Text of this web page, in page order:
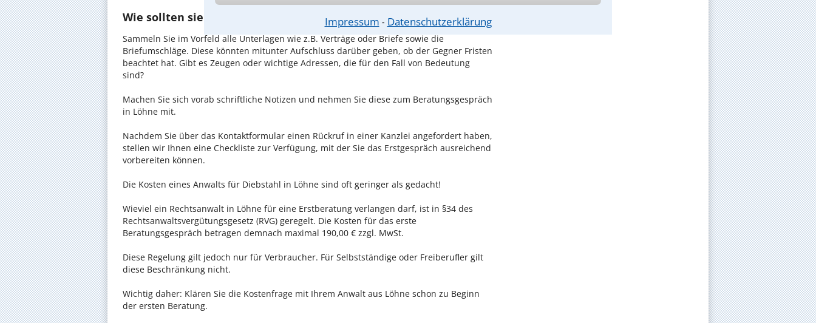
Impressum ⁃ Datenschutzerklärung
Wie sollten sie Sich auf den Termin beim Anwalt vorbereiten?
Sammeln Sie im Vorfeld alle Unterlagen wie z.B. Verträge oder Briefe sowie die
Briefumschläge. Diese könnten mitunter Aufschluss darüber geben, ob der Gegner Fristen
beachtet hat. Gibt es Zeugen oder wichtige Adressen, die für den Fall von Bedeutung
sind?
Machen Sie sich vorab schriftliche Notizen und nehmen Sie diese zum Beratungsgespräch
in Löhne mit.
Nachdem Sie über das Kontaktformular einen Rückruf in einer Kanzlei angefordert haben,
stellen wir Ihnen eine Checkliste zur Verfügung, mit der Sie das Erstgespräch ausreichend
vorbereiten können.
Die Kosten eines Anwalts für Diebstahl in Löhne sind oft geringer als gedacht!
Wieviel ein Rechtsanwalt in Löhne für eine Erstberatung verlangen darf, ist in §34 des
Rechtsanwaltsvergütungsgesetz (RVG) geregelt. Die Kosten für das erste
Beratungsgespräch betragen demnach maximal 190,00 € zzgl. MwSt.
Diese Regelung gilt jedoch nur für Verbraucher. Für Selbstständige oder Freiberufler gilt
diese Beschränkung nicht.
Wichtig daher: Klären Sie die Kostenfrage mit Ihrem Anwalt aus Löhne schon zu Beginn
der ersten Beratung.